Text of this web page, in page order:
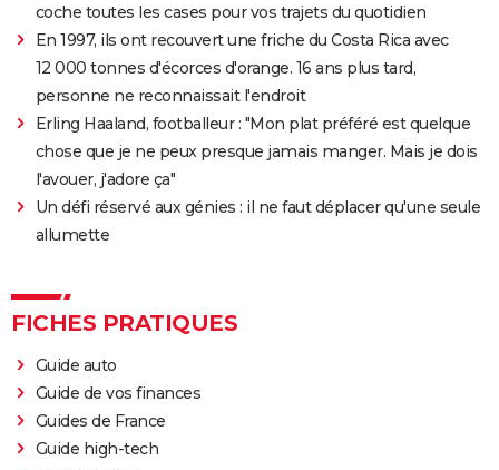
coche toutes les cases pour vos trajets du quotidien
En 1997, ils ont recouvert une friche du Costa Rica avec
12 000 tonnes d'écorces d'orange. 16 ans plus tard,
personne ne reconnaissait l'endroit
Erling Haaland, footballeur : "Mon plat préféré est quelque
chose que je ne peux presque jamais manger. Mais je dois
l'avouer, j'adore ça"
Un défi réservé aux génies : il ne faut déplacer qu'une seule
allumette
FICHES PRATIQUES
Guide auto
Guide de vos finances
Guides de France
Guide high-tech